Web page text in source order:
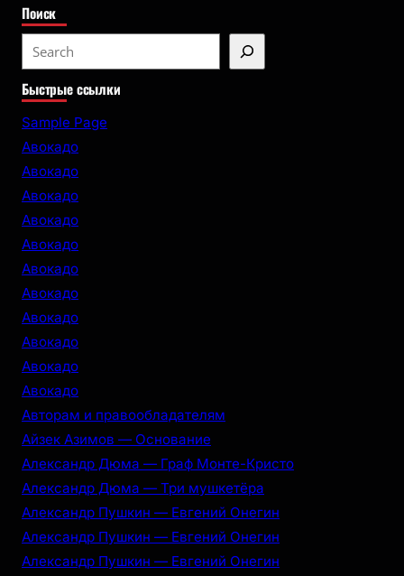
Поиск
e
a
r
Быстрые ссылки
Sample Page
Авокадо
Авокадо
Авокадо
Авокадо
Авокадо
Авокадо
Авокадо
Авокадо
Авокадо
Авокадо
Авокадо
Авторам и правообладателям
Айзек Азимов — Основание
Александр Дюма — Граф Монте-Кристо
Александр Дюма — Три мушкетёра
Александр Пушкин — Евгений Онегин
Александр Пушкин — Евгений Онегин
Александр Пушкин — Евгений Онегин